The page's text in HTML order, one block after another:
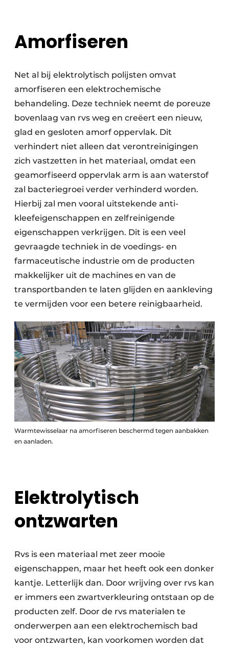
Amorfiseren
Net al bij elektrolytisch polijsten omvat
amorfiseren een elektrochemische
behandeling. Deze techniek neemt de poreuze
bovenlaag van rvs weg en creëert een nieuw,
glad en gesloten amorf oppervlak. Dit
verhindert niet alleen dat verontreinigingen
zich vastzetten in het materiaal, omdat een
geamorfiseerd oppervlak arm is aan waterstof
zal bacteriegroei verder verhinderd worden.
Hierbij zal men vooral uitstekende anti-
kleefeigenschappen en zelfreinigende
eigenschappen verkrijgen. Dit is een veel
gevraagde techniek in de voedings- en
farmaceutische industrie om de producten
makkelijker uit de machines en van de
transportbanden te laten glijden en aankleving
te vermijden voor een betere reinigbaarheid.
Warmtewisselaar na amorfiseren beschermd tegen aanbakken
en aanladen.
Elektrolytisch
ontzwarten
Rvs is een materiaal met zeer mooie
eigenschappen, maar het heeft ook een donker
kantje. Letterlijk dan. Door wrijving over rvs kan
er immers een zwartverkleuring ontstaan op de
producten zelf. Door de rvs materialen te
onderwerpen aan een elektrochemisch bad
voor ontzwarten, kan voorkomen worden dat